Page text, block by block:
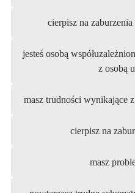
cierpisz na
jesteś osobą
z osobą
masz trudności wynikające
cierpisz na
masz